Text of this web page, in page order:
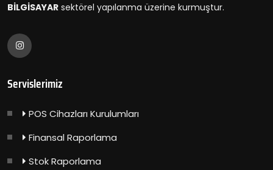
BİLGİSAYAR sektörel yapılanma üzerine kurmuştur.
Servislerimiz
POS Cihazları Kurulumları
Finansal Raporlama
Stok Raporlama